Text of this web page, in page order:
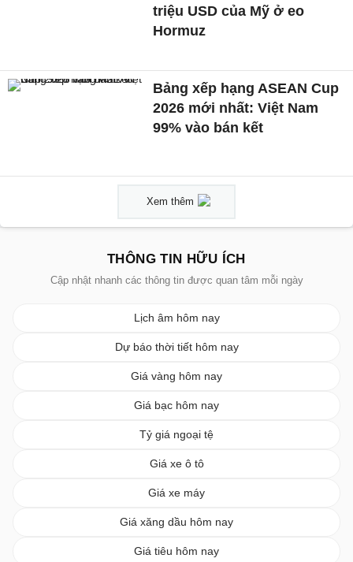
triệu USD của Mỹ ở eo
Hormuz
Bảng xếp hạng ASEAN Cup
2026 mới nhất: Việt Nam
99% vào bán kết
Xem thêm
THÔNG TIN HỮU ÍCH
Cập nhật nhanh các thông tin được quan tâm mỗi ngày
Lịch âm hôm nay
Dự báo thời tiết hôm nay
Giá vàng hôm nay
Giá bạc hôm nay
Tỷ giá ngoại tệ
Giá xe ô tô
Giá xe máy
Giá xăng dầu hôm nay
Giá tiêu hôm nay